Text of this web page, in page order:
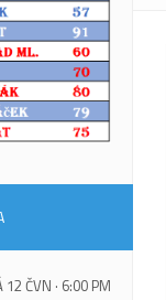
12 ČVN · 6:00 PM